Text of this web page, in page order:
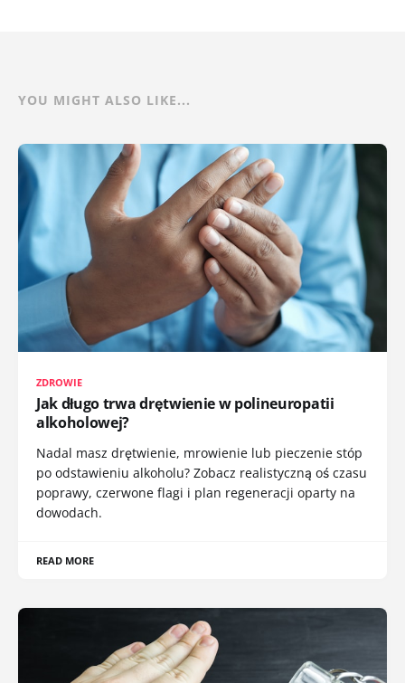
YOU MIGHT ALSO LIKE...
ZDROWIE
Jak długo trwa drętwienie w polineuropatii
alkoholowej?
Nadal masz drętwienie, mrowienie lub pieczenie stóp
po odstawieniu alkoholu? Zobacz realistyczną oś czasu
poprawy, czerwone flagi i plan regeneracji oparty na
dowodach.
READ MORE